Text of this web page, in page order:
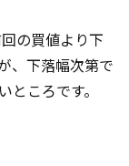
の買値より下
、下落幅次第で
ころです。